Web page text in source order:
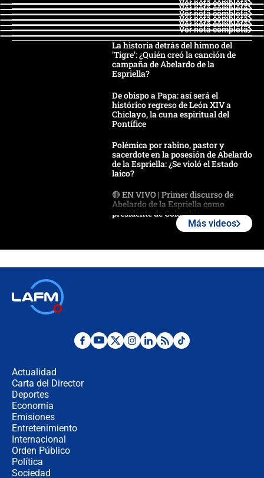
Ver nota completa
Ver nota completa
Ver nota completa
Ver nota completa
Ver nota completa
Ver nota completa
La historia detrás del himno del
'Tigre': ¿Quién creó la canción de
campaña de Abelardo de la
Espriella?
De obispo a Papa: así será el
histórico regreso de León XIV a
Chiclayo, la cuna espiritual del
Pontífice
Polémica por rabino, pastor y
sacerdote en la posesión de Abelardo
de la Espriella: ¿Se violó el Estado
laico?
🔴 EN VIVO | Primer discurso de
Abelardo de la Espriella como
presidente de Colombia
Desde dermatitis hasta infecciones:
Más videos
Actualidad
Carta del Director
Deportes
Economía
Emisiones
Entretenimiento
Internacional
Orden Público
Política
Sociedad